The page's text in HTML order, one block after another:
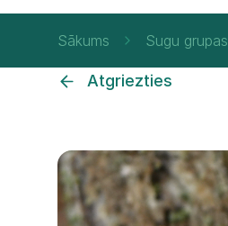
Sākums Sugu grupas
Atgriezties